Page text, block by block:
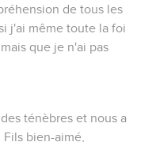
de tous les
j'ai même toute la foi
que je n'ai pas
ténèbres et nous a
bien-aimé,